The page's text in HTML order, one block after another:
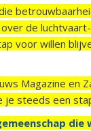
de
voor willen
Magazine en
je steeds een
die